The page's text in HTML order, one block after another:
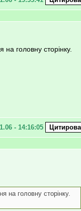
на головну сторінку.
- 14:16:05
на головну сторінку.